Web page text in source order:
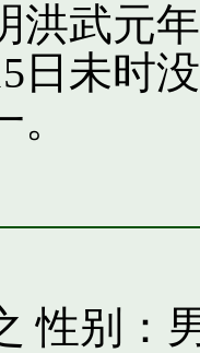
洪武元
日未时
性别：